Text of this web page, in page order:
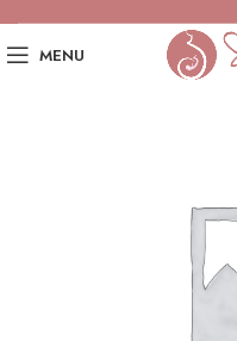
MENU